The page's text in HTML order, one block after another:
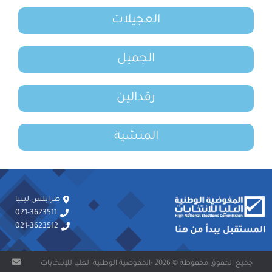
العجيلات
الجميل
رقدالين
المنشية
طرابلس،ليبيا
021-3623511
021-3623512
جميع الحقوق محفوظة © 2026 -المفوضية الوطنية العليا للإنتخابات